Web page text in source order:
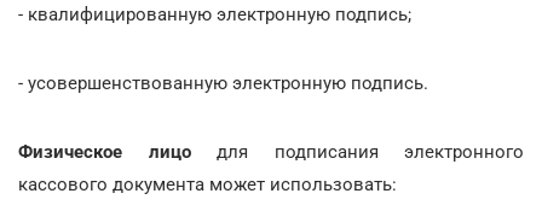
- квалифицированную электронную подпись;
- усовершенствованную электронную подпись.
Физическое лицо для подписания электронного
кассового документа может использовать: